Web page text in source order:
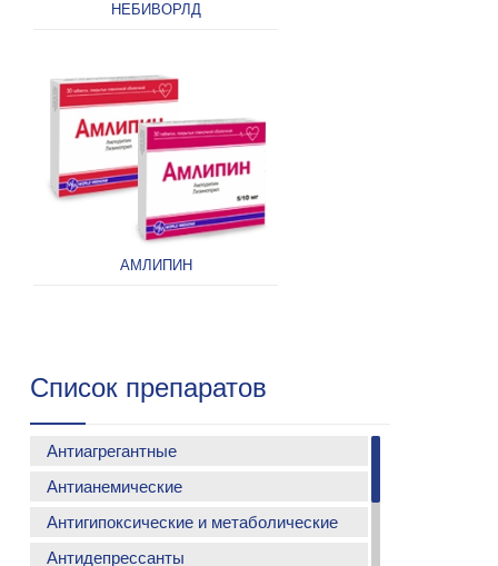
НЕБИВОРЛД
АМЛИПИН
Список препаратов
Антиагрегантные
АСМАДА
Антианемические
ФЕРСИНОЛ С
ФЕРСИНОЛ-Z
Антигипоксические и метаболические
Антидепрессанты